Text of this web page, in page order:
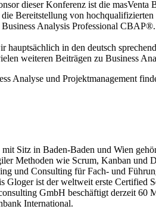
dieser Konferenz ist die
die Bereitstellung von
Analysis Professional
hauptsächlich in den deutsch
weiteren Beiträgen zu Business
Analyse und Projektmanagement
Sitz in Baden-Baden und Wien
Methoden wie Scrum, Kanban und
und Consulting für Fach- und
Gloger ist der weltweit erste Certified
GmbH beschäftigt derzeit
International.